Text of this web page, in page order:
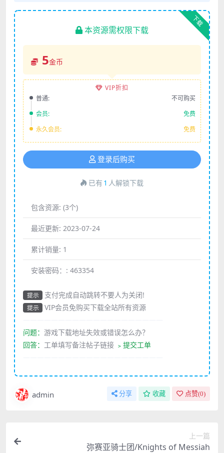
下载
本资源需权限下载
5金币
VIP折扣
普通:
不可购买
会员:
免费
永久会员:
免费
登录后购买
已有 1 人解锁下载
包含资源: (3个)
最近更新: 2023-07-24
累计销量: 1
安装密码：: 463354
提示 支付完成自动跳转不要人为关闭!
提示
VIP会员免购买下载全站所有资源
问题： 游戏下载地址失效或错误怎么办？
回答： 工单填写备注帖子链接 ﹥提交工单
admin 分享 收藏 点赞(0)
上一篇
弥赛亚骑士团/Knights of Messiah